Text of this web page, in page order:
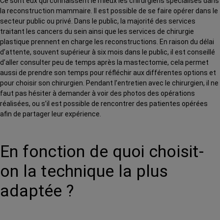
la reconstruction mammaire. Il est possible de se faire opérer dans le
secteur public ou privé. Dans le public, la majorité des services
traitant les cancers du sein ainsi que les services de chirurgie
plastique prennent en charge les reconstructions. En raison du délai
d’attente, souvent supérieur à six mois dans le public, il est conseillé
d’aller consulter peu de temps après la mastectomie, cela permet
aussi de prendre son temps pour réfléchir aux différentes options et
pour choisir son chirurgien. Pendant l’entretien avec le chirurgien, il ne
faut pas hésiter à demander à voir des photos des opérations
réalisées, ou s’il est possible de rencontrer des patientes opérées
afin de partager leur expérience.
En fonction de quoi choisit-
on la technique la plus
adaptée ?